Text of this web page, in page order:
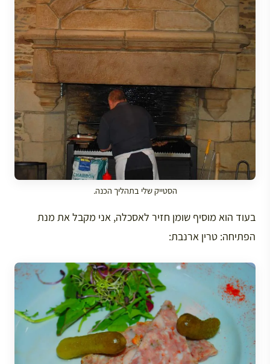
הסטייק שלי בתהליך הכנה.
בעוד הוא מוסיף שומן חזיר לאסכלה, אני מקבל את מנת
הפתיחה: טרין ארנבת: